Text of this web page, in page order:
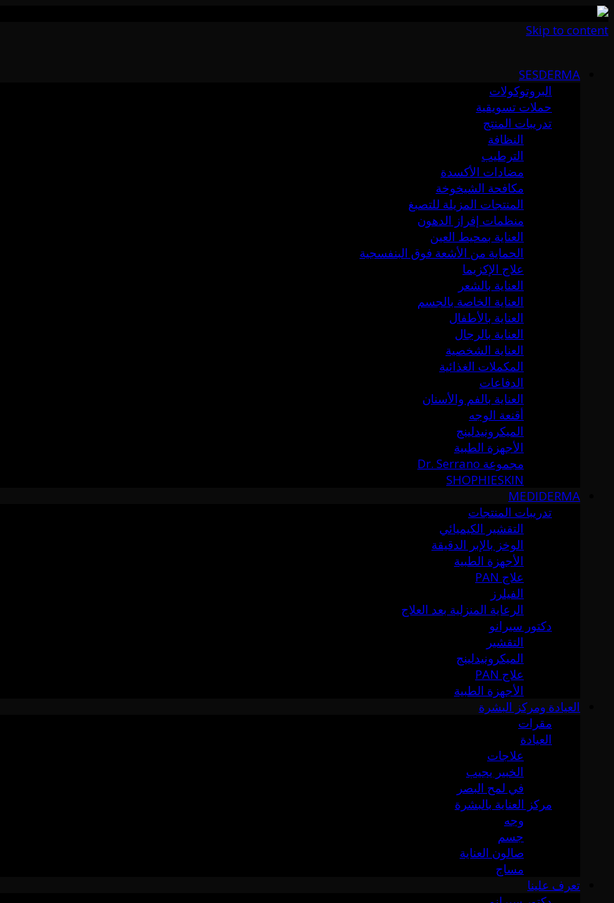
Skip to content
SESDERMA
البروتوكولات
حملات تسويقية
تدريبات المنتج
النظافة
الترطيب
مضادات الأكسدة
مكافحة الشيخوخة
المنتجات المزيلة للتصبغ
منظمات إفراز الدهون
العناية بمحيط العين
الحماية من الأشعة فوق البنفسجية
علاج الإكزيما
العناية بالشعر
العناية الخاصة بالجسم
العناية بالأطفال
العناية بالرجال
العناية الشخصية
المكملات الغذائية
الدفاعات
العناية بالفم والأسنان
أقنعة الوجه
الميكرونيدلينج
الأجهزة الطبية
مجموعة Dr. Serrano
SHOPHIESKIN
MEDIDERMA
تدريبات المنتجات
التقشير الكيميائي
الوخز بالإبر الدقيقة
الأجهزة الطبية
علاج PAN
الفيلرز
الرعاية المنزلية بعد العلاج
دكتور سيرانو
التقشير
الميكرونيدلينج
علاج PAN
الأجهزة الطبية
العيادة ومركز البشرة
مقرات
العيادة
علاجات
الخبير يجيب
في لمح البصر
مركز العناية بالبشرة
وجه
جسم
صالون العناية
مساج
تعرف علينا